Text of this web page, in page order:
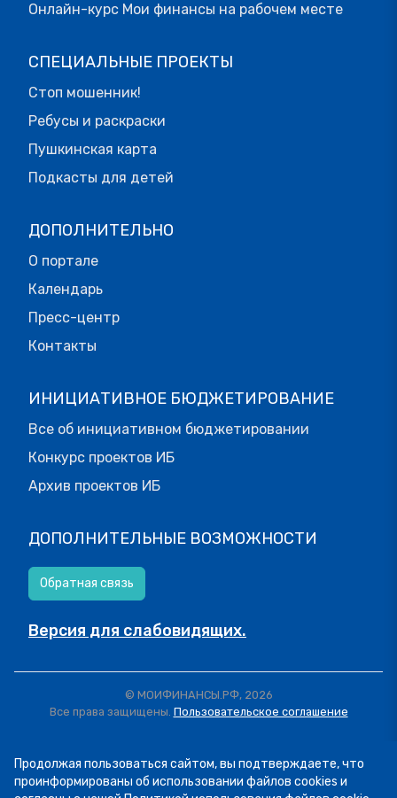
Онлайн-курс Мои финансы на рабочем месте
СПЕЦИАЛЬНЫЕ ПРОЕКТЫ
Стоп мошенник!
Ребусы и раскраски
Пушкинская карта
Подкасты для детей
ДОПОЛНИТЕЛЬНО
О портале
Календарь
Пресс-центр
Контакты
ИНИЦИАТИВНОЕ БЮДЖЕТИРОВАНИЕ
Все об инициативном бюджетировании
Конкурс проектов ИБ
Архив проектов ИБ
ДОПОЛНИТЕЛЬНЫЕ ВОЗМОЖНОСТИ
Обратная связь
Версия для слабовидящих.
© МОИФИНАНСЫ.РФ, 2026
Все права защищены. Пользовательское соглашение
Продолжая пользоваться сайтом, вы подтверждаете, что
проинформированы об использовании файлов cookies и